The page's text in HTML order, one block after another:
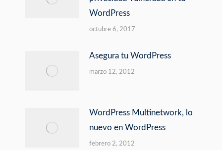
WordPress
octubre 6, 2017
Asegura tu WordPress
marzo 12, 2012
WordPress Multinetwork, lo
nuevo en WordPress
febrero 2, 2012